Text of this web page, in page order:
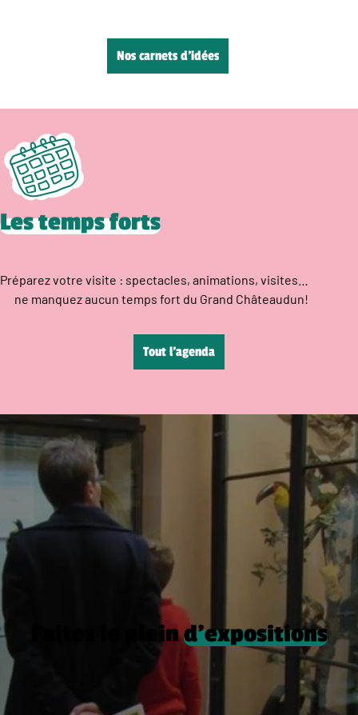
Nos carnets d’idées
Les temps forts
Préparez votre visite : spectacles, animations, visites…
ne manquez aucun temps fort du Grand Châteaudun!
Tout l’agenda
Faites le pleind’expositions